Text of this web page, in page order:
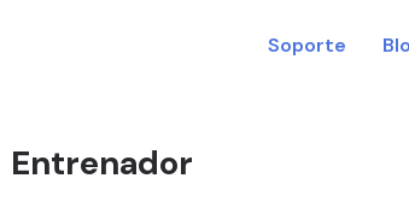
Soporte
Entrenador